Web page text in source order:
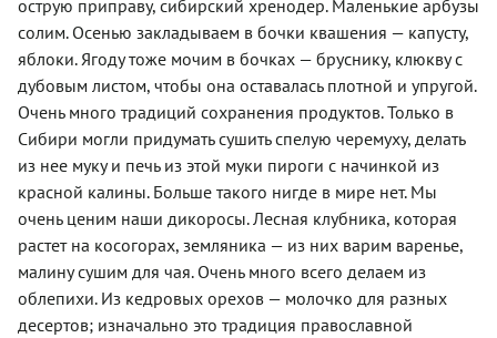
острую приправу, сибирский хренодер. Маленькие арбузы
солим. Осенью закладываем в бочки квашения — капусту,
яблоки. Ягоду тоже мочим в бочках — бруснику, клюкву с
дубовым листом, чтобы она оставалась плотной и упругой.
Очень много традиций сохранения продуктов. Только в
Сибири могли придумать сушить спелую черемуху, делать
из нее муку и печь из этой муки пироги с начинкой из
красной калины. Больше такого нигде в мире нет. Мы
очень ценим наши дикоросы. Лесная клубника, которая
растет на косогорах, земляника — из них варим варенье,
малину сушим для чая. Очень много всего делаем из
облепихи. Из кедровых орехов — молочко для разных
десертов; изначально это традиция православной